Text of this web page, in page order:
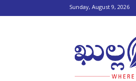
Sunday, August 9, 2026